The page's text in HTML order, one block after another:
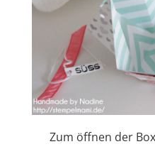
Zum öffnen der